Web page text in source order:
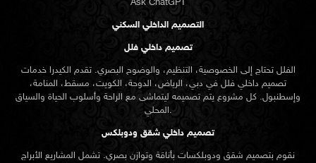
Ask ChatGPT
التصميم الداخلي السكني
تصميم داخلي فلل
الفلل تحتاج إلى الخصوصية، التنظيم، والوضوح البصري. تقدم الكيدرا خدمات
تصميم داخلي فلل في دبي، الرياض، الدوحة، الكويت، مسقط، المنامة،
وإسطنبول. كل مشروع يتم تصميمه ليتماشى مع الراحة وأسلوب الحياة والسياق
المحلي.
تصميم داخلي شقق ودوبلكس
نقوم بتصميم شقق ودوبلكسات بأناقة وتوازن بصري. تشمل المشاريع الأبراج